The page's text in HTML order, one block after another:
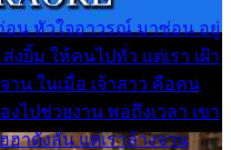
อน หัวใจอาวรณ์ มาซ่อน อยู่
งยิ้ม ให้คนไปทั่ว แต่เรา เฝ้า
าน ในเมื่อ เจ้าสาว คือคน
ไปช่วยงาน พอถึงเวลา เขา
ฮาดังลั่น แต่เราล้างจาน